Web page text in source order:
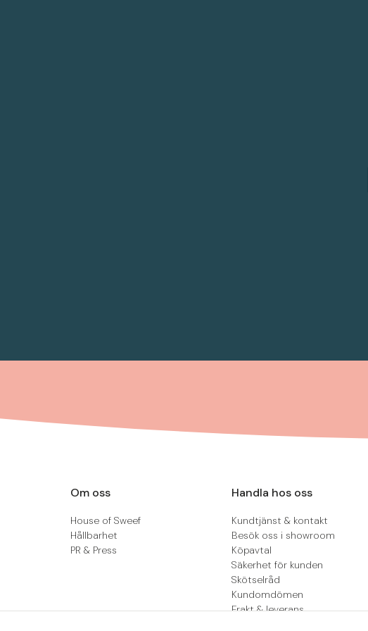
Om oss
House of Sweef
Hållbarhet
PR & Press
Handla hos oss
Kundtjänst & kontakt
Besök oss i showroom
Köpavtal
Säkerhet för kunden
Skötselråd
Kundomdömen
Frakt & leverans